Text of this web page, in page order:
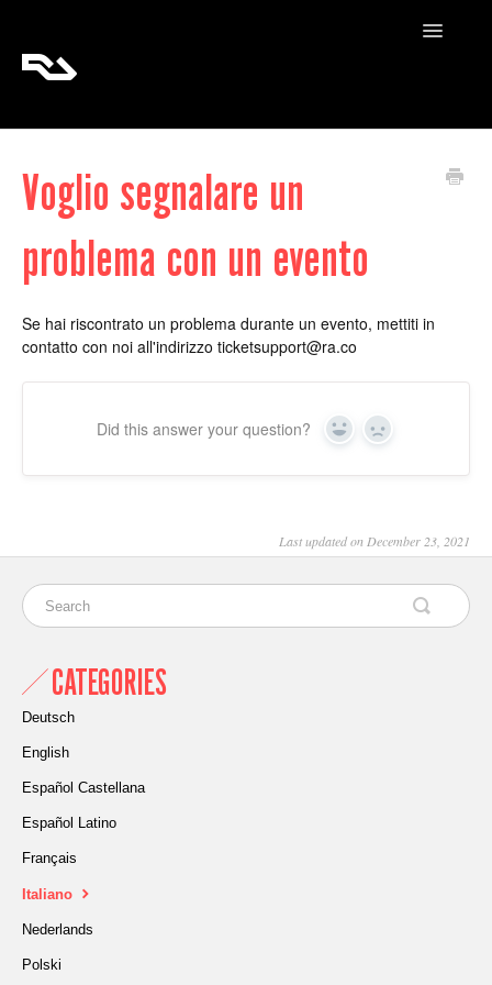
Toggle
RA Pro
RA Content
Voglio segnalare un
problema con un evento
Se hai riscontrato un problema durante un evento, mettiti in
contatto con noi all'indirizzo ticketsupport@ra.co
Did this answer your question? Yes No
Last updated on December 23, 2021
CATEGORIES
Deutsch
English
Español Castellana
Español Latino
Français
Italiano
Nederlands
Polski